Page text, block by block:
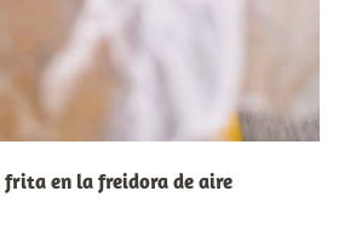
frita en la freidora de aire